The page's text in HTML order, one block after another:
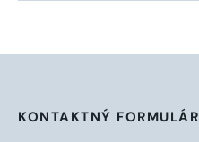
KONTAKTNÝ FORMULÁR